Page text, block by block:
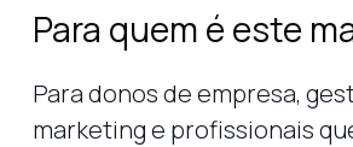
Para quem é este
Para donos de empresa,
marketing e profissionais